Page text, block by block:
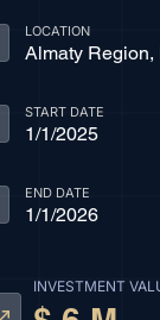
LOCATION
Almaty Region,
START DATE
1/1/2025
END DATE
1/1/2026
INVESTMENT